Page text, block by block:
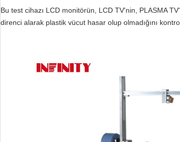
Bu test cihazı LCD monitörün, LCD TV'nin, PLASMA
direnci alarak plastik vücut hasar olup olmadığını